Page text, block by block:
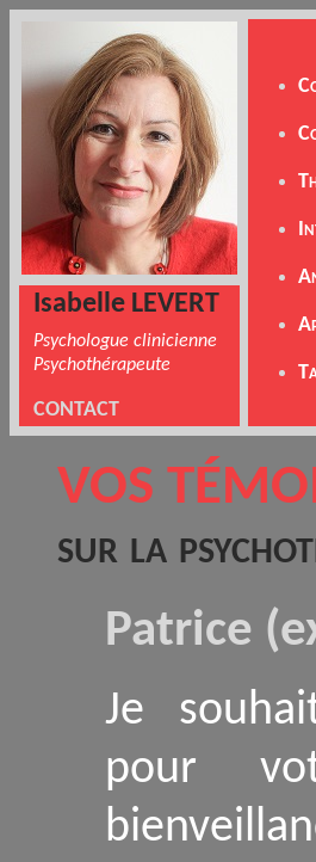
Isabelle LEVERT
Psychologue clinicienne
Psychothérapeute
CONTACT
VOS
sur la
Patrice
Je
pour